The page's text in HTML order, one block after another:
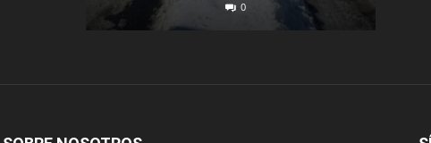
0